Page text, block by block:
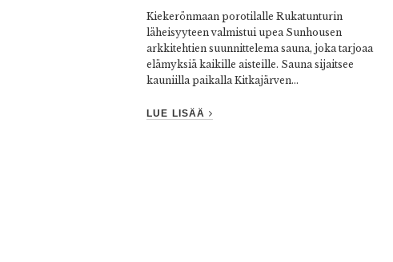
Kiekerönmaan porotilalle Rukatunturin
läheisyyteen valmistui upea Sunhousen
arkkitehtien suunnittelema sauna, joka tarjoaa
elämyksiä kaikille aisteille. Sauna sijaitsee
kauniilla paikalla Kitkajärven...
LUE LISÄÄ